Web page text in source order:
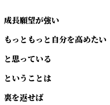
成長願望が強い
もっともっと自分を高めたい
と思っている
ということは
裏を返せば